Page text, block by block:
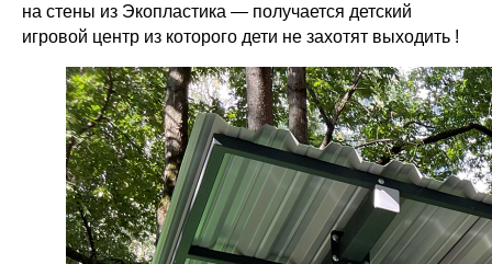
на стены из Экопластика — получается детский
игровой центр из которого дети не захотят выходить !